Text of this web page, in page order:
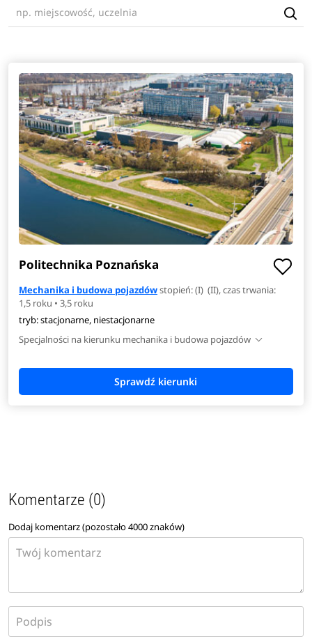
Politechnika Poznańska
Mechanika i budowa pojazdówstopień: (I) (II), czas trwania:
1,5 roku • 3,5 roku
tryb: stacjonarne, niestacjonarne
Specjalności na kierunku mechanika i budowa pojazdów
Komentarze (0)
Dodaj komentarz (pozostało4000znaków)